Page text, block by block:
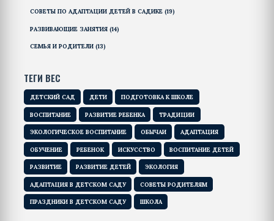
СОВЕТЫ ПО АДАПТАЦИИ ДЕТЕЙ В САДИКЕ (19)
РАЗВИВАЮЩИЕ ЗАНЯТИЯ (14)
СЕМЬЯ И РОДИТЕЛИ (13)
ТЕГИ ВЕС
ДЕТСКИЙ САД ДЕТИ ПОДГОТОВКА К ШКОЛЕ
ВОСПИТАНИЕ РАЗВИТИЕ РЕБЕНКА ТРАДИЦИИ
ЭКОЛОГИЧЕСКОЕ ВОСПИТАНИЕ ОБЫЧАИ АДАПТАЦИЯ
ОБУЧЕНИЕ РЕБЕНОК ИСКУССТВО ВОСПИТАНИЕ ДЕТЕЙ
РАЗВИТИЕ РАЗВИТИЕ ДЕТЕЙ ЭКОЛОГИЯ
АДАПТАЦИЯ В ДЕТСКОМ САДУ СОВЕТЫ РОДИТЕЛЯМ
ПРАЗДНИКИ В ДЕТСКОМ САДУ ШКОЛА